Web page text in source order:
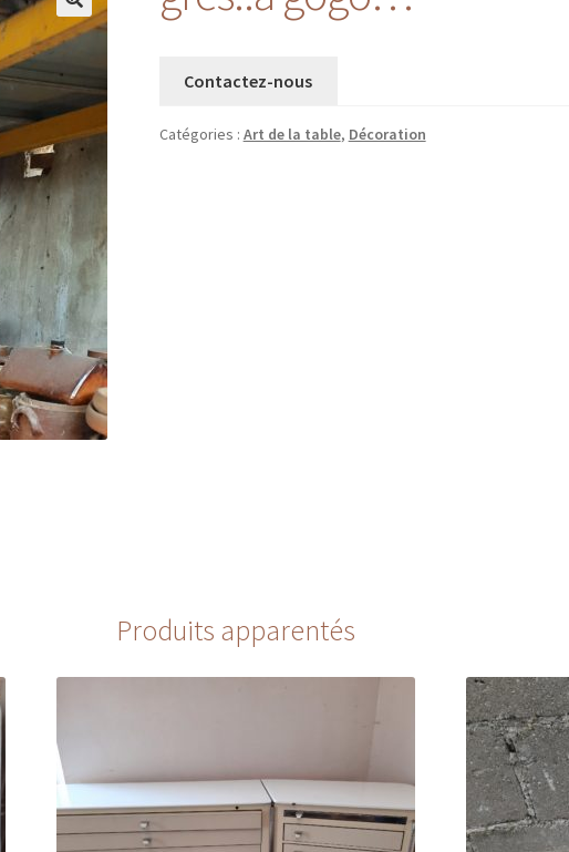
Contactez-nous
Catégories : Art de la table, Décoration
Produits apparentés